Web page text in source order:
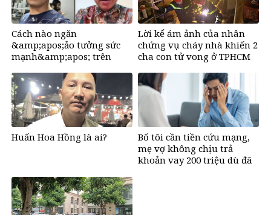
như son
Cách nào ngăn
&amp;apos;ảo tưởng sức
mạnh&amp;apos; trên
tích cực?
Lời kể ám ảnh của nhân
chứng vụ cháy nhà khiến 2
cha con tử vong ở TPHCM
Huấn Hoa Hồng là ai?
Bố tôi cần tiền cứu mạng,
mẹ vợ không chịu trả
khoản vay 200 triệu dù đã